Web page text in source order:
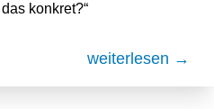
konkret?“
weiterlesen →